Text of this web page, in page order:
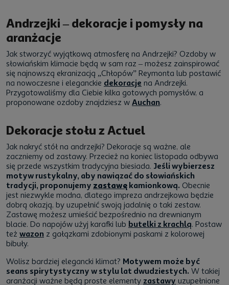
Andrzejki – dekoracje i pomysły na
aranżacje
Jak stworzyć wyjątkową atmosferę na Andrzejki? Ozdoby w
słowiańskim klimacie będą w sam raz – możesz zainspirować
się najnowszą ekranizacją „Chłopów” Reymonta lub postawić
na nowoczesne i eleganckie dekoracje na Andrzejki.
Przygotowaliśmy dla Ciebie kilka gotowych pomysłów, a
proponowane ozdoby znajdziesz w Auchan.
Dekoracje stołu z Actuel
Jak nakryć stół na andrzejki? Dekoracje są ważne, ale
zaczniemy od zastawy. Przecież na koniec listopada odbywa
się przede wszystkim tradycyjna biesiada. Jeśli wybierzesz
motyw rustykalny, aby nawiązać do słowiańskich
tradycji, proponujemy zastawę kamionkową. Obecnie
jest niezwykle modna, dlatego impreza andrzejkowa będzie
dobrą okazją, by uzupełnić swoją jadalnię o taki zestaw.
Zastawę możesz umieścić bezpośrednio na drewnianym
blacie. Do napojów użyj karafki lub butelki z krachlą. Postaw
też wazon z gałązkami zdobionymi paskami z kolorowej
bibuły.
Wolisz bardziej elegancki klimat? Motywem może być
seans spirytystyczny w stylu lat dwudziestych. W takiej
aranżacji ważne będą proste elementy zastawy uzupełnione